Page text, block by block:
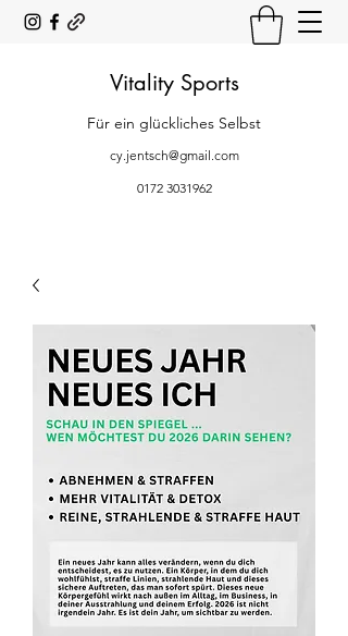
Vitality Sports
Für ein glückliches Selbst
cy.jentsch@gmail.com
0172 3031962